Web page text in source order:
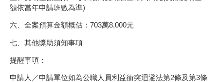
額依當年申請班數為準)
六、全案預算金額概估：703萬8,000元
七、其他獎助須知事項
提醒事項：
申請人／申請單位如為公職人員利益衝突迴避法第2條及第3條